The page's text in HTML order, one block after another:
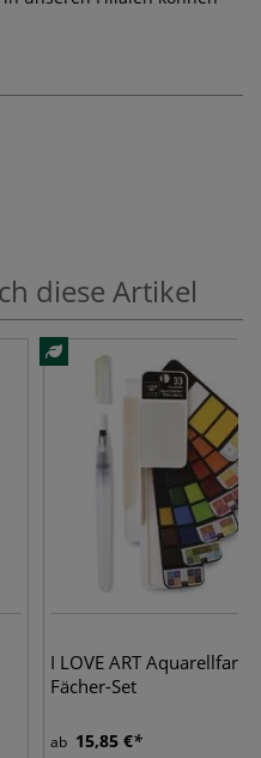
diese Artikel
I LOVE ART
Fächer-Set
ab 15,85 €